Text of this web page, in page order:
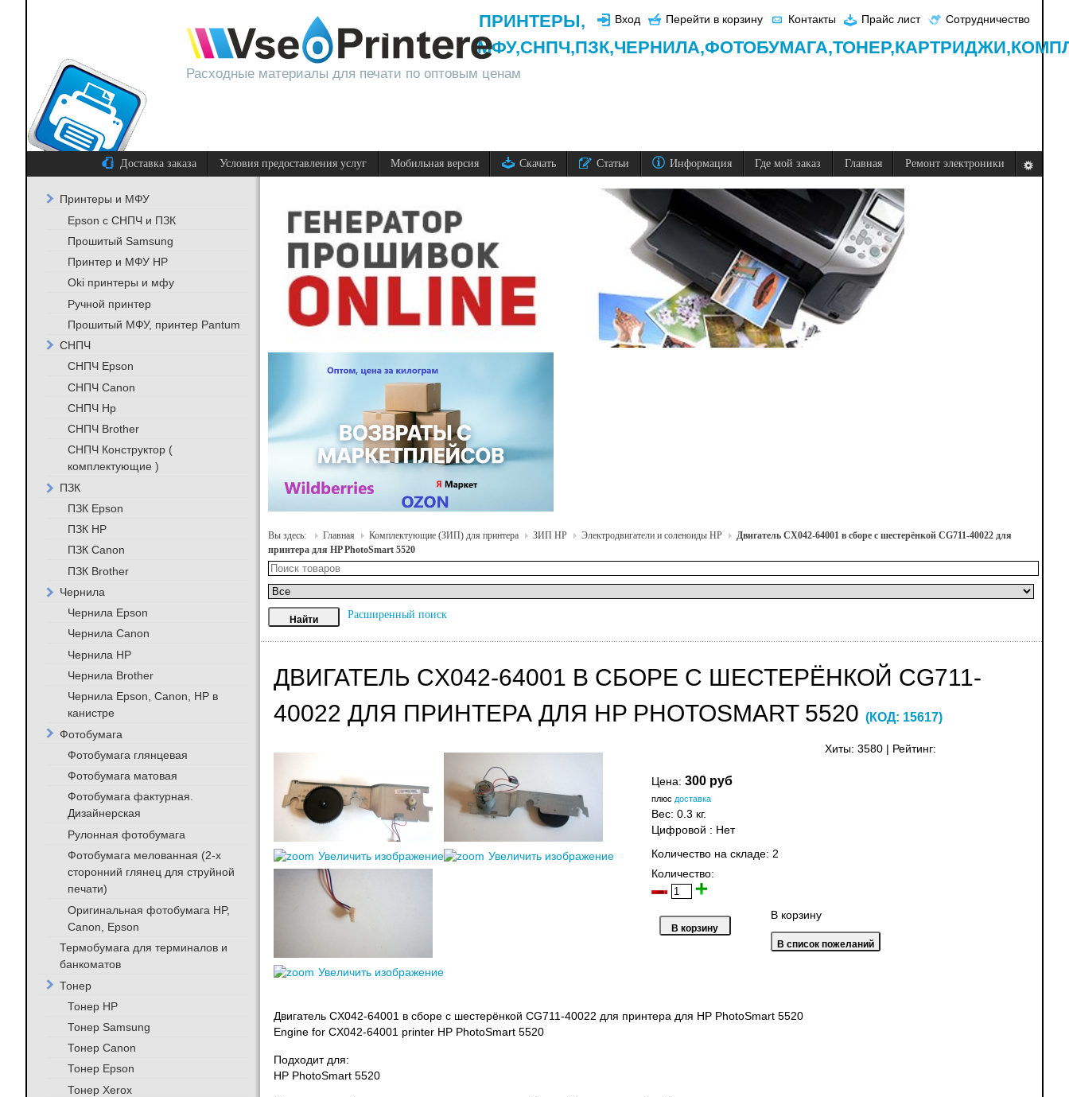
Расходные материалы для печати по оптовым ценам
Вход Перейти в корзину Контакты Прайс лист Сотрудничество
ПРИНТЕРЫ,
МФУ,СНПЧ,ПЗК,ЧЕРНИЛА,ФОТОБУМАГА,ТОНЕР,КАРТРИДЖИ,
Доставка заказа Условия предоставления услуг Мобильная версия Скачать Статьи Информация Где мой заказ Главная Ремонт электроники
Вы здесь: Главная Комплектующие (ЗИП) для принтера ЗИП HP Электродвигатели и соленоиды HP
Двигатель CX042-64001 в сборе с шестерёнкой CG711-40022 для
принтера для HP PhotoSmart 5520
Расширенный поиск
ДВИГАТЕЛЬ CX042-64001 В СБОРЕ С ШЕСТЕРЁНКОЙ CG711-
40022 ДЛЯ ПРИНТЕРА ДЛЯ HP PHOTOSMART 5520 (КОД: 15617)
Хиты: 3580 Рейтинг:
Увеличить изображение Увеличить изображение
Увеличить изображение
Цена: 300 руб
плюс доставка
Вес: 0.3 кг.
Цифровой : Нет
Количество на складе: 2
Количество:
В корзину
Двигатель CX042-64001 в сборе с шестерёнкой CG711-40022 для принтера для HP PhotoSmart 5520
Engine for CX042-64001 printer HP PhotoSmart 5520
Подходит для:
HP PhotoSmart 5520
Принтеры и МФУ
Epson с СНПЧ и ПЗК
Прошитый Samsung
Принтер и МФУ HP
Oki принтеры и мфу
Ручной принтер
Прошитый МФУ, принтер Pantum
СНПЧ
СНПЧ Epson
СНПЧ Canon
СНПЧ Hp
СНПЧ Brother
СНПЧ Конструктор (
комплектующие )
ПЗК
ПЗК Epson
ПЗК HP
ПЗК Canon
ПЗК Brother
Чернила
Чернила Epson
Чернила Canon
Чернила HP
Чернила Brother
Чернила Epson, Canon, HP в
канистре
Фотобумага
Фотобумага глянцевая
Фотобумага матовая
Фотобумага фактурная.
Дизайнерская
Рулонная фотобумага
Фотобумага мелованная (2-х
сторонний глянец для струйной
печати)
Оригинальная фотобумага HP,
Canon, Epson
Термобумага для терминалов и
банкоматов
Тонер
Тонер HP
Тонер Samsung
Тонер Canon
Тонер Epson
Тонер Xerox